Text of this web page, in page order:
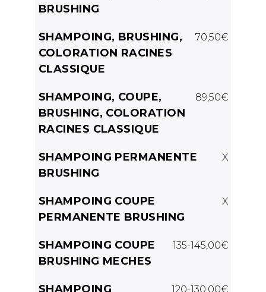
BRUSHING
SHAMPOING, BRUSHING,
COLORATION RACINES
CLASSIQUE
70,50€
SHAMPOING, COUPE,
BRUSHING, COLORATION
RACINES CLASSIQUE
89,50€
SHAMPOING PERMANENTE
BRUSHING
X
SHAMPOING COUPE
PERMANENTE BRUSHING
X
SHAMPOING COUPE
BRUSHING MECHES
135-145,00€
SHAMPOING 120-130,00€